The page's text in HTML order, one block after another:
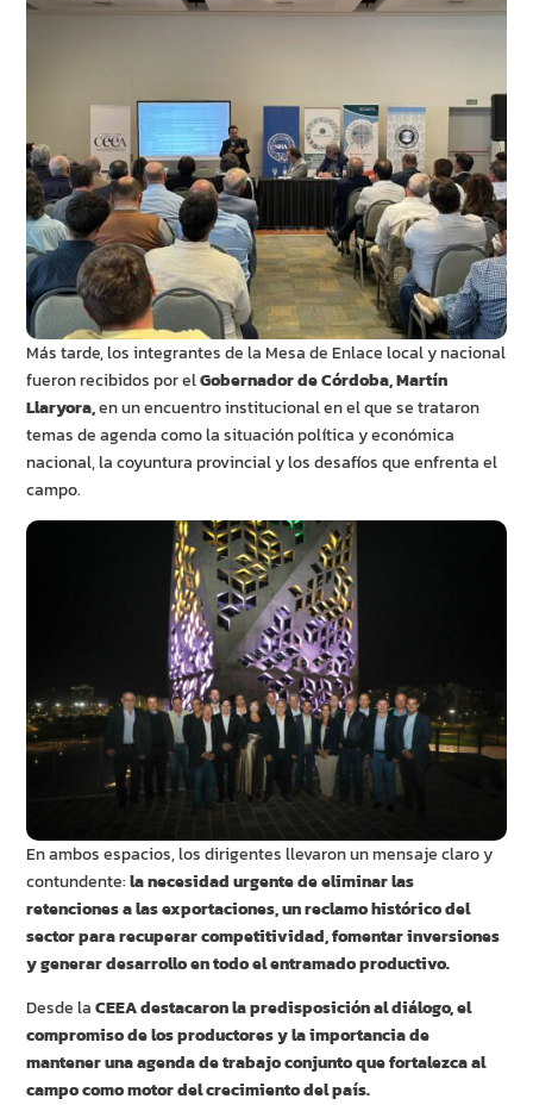
Más tarde, los integrantes de la Mesa de Enlace local y nacional
fueron recibidos por elGobernador de Córdoba, Martín
Llaryora,en un encuentro institucional en el que se trataron
temas de agenda como la situación política y económica
nacional, la coyuntura provincial y los desafíos que enfrenta el
campo.
En ambos espacios, los dirigentes llevaron un mensaje claro y
contundente:la necesidad urgente de eliminar las
retenciones a las exportaciones, un reclamo histórico del
sector para recuperar competitividad, fomentar inversiones
y generar desarrollo en todo el entramado productivo.
Desde laCEEA destacaron la predisposición al diálogo, el
compromiso de los productores y la importancia de
mantener una agenda de trabajo conjunto que fortalezca al
campo como motor del crecimiento del país.